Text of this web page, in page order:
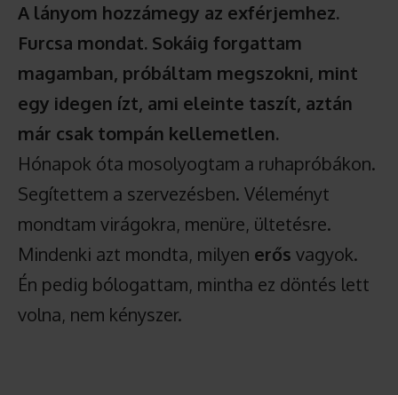
A lányom hozzámegy az exférjemhez.
Furcsa mondat. Sokáig forgattam
magamban, próbáltam megszokni, mint
egy idegen ízt, ami eleinte taszít, aztán
már csak tompán kellemetlen.
Hónapok óta mosolyogtam a ruhapróbákon.
Segítettem a szervezésben. Véleményt
mondtam virágokra, menüre, ültetésre.
Mindenki azt mondta, milyen erős vagyok.
Én pedig bólogattam, mintha ez döntés lett
volna, nem kényszer.